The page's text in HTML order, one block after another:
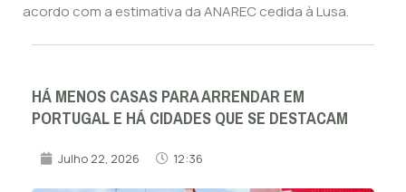
acordo com a estimativa da ANAREC cedida à Lusa.
HÁ MENOS CASAS PARA ARRENDAR EM
PORTUGAL E HÁ CIDADES QUE SE DESTACAM
Julho 22, 2026 12:36